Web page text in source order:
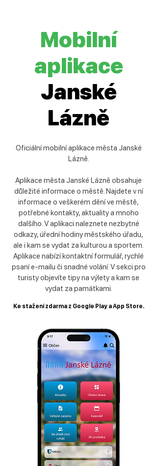
Mobilní
aplikace
Janské
Lázně
Oficiální mobilní aplikace města Janské
Lázně.
Aplikace města Janské Lázně obsahuje
důležité informace o městě. Najdete v ní
informace o veškerém dění ve městě,
potřebné kontakty, aktuality a mnoho
dalšího. V aplikaci naleznete nezbytné
odkazy, úřední hodiny městského úřadu,
ale i kam se vydat za kulturou a sportem.
Aplikace nabízí kontaktní formulář, rychlé
psaní e-mailu či snadné volání. V sekci pro
turisty objevíte tipy na výlety a kam se
vydat za památkami.
Ke stažení zdarma z Google Play a App Store.